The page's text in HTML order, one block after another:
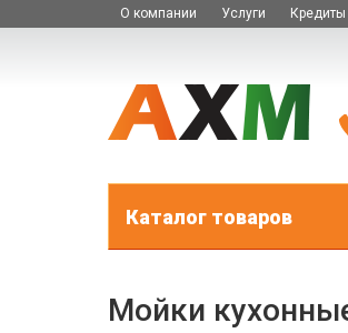
О компании Услуги Кредиты
Каталог товаров
Мойки